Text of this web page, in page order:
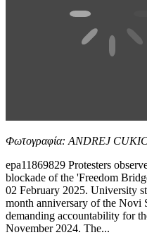
Φωτογραφία: ANDREJ
epa11869829 Protesters
blockade of the 'Freedom
02 February 2025. University
month anniversary of the Novi
demanding accountability for
November 2024. The...